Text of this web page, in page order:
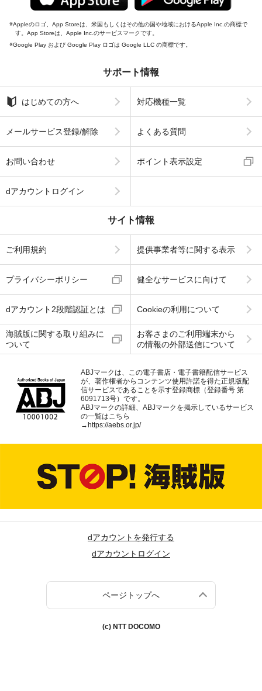
Appleのロゴ、App Storeは、米国もしくはその他の国や地域におけるApple Inc.の商標で
す。App Storeは、Apple Inc.のサービスマークです。
Google Play および Google Play ロゴは Google LLC の商標です。
サポート情報
はじめての方へ 対応機種一覧
メールサービス登録/解除 よくある質問
お問い合わせ ポイント表示設定
dアカウントログイン
サイト情報
ご利用規約 提供事業者等に関する表示
プライバシーポリシー 健全なサービスに向けて
dアカウント2段階認証とは Cookieの利用について
海賊版に関する取り組みに
ついて
お客さまのご利用端末から
の情報の外部送信について
ABJマークは、この電子書店・電子書籍配信サービス
が、著作権者からコンテンツ使用許諾を得た正規版配
信サービスであることを示す登録商標（登録番号 第
6091713号）です。
ABJマークの詳細、ABJマークを掲示しているサービス
の一覧はこちら
→https://aebs.or.jp/
dアカウントを発行する
dアカウントログイン
ページトップへ
(c) NTT DOCOMO